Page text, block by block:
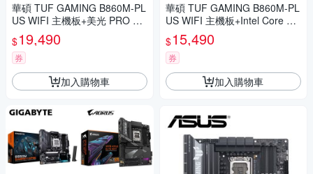
華碩 TUF GAMING B860M-PL
US WIFI 主機板+美光 PRO D5
6000 16G*2 超頻 32G 雙通 黑
散熱片
$19,490
券
加入購物車
華碩 TUF GAMING B860M-PL
US WIFI 主機板+Intel Core Ult
ra 7 265KF【20核】
$15,490
券
加入購物車